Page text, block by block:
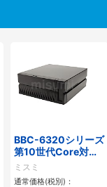
BBC-6320シリーズ
第10世代Core対応
小型フロアマウント
FAPC 2PCI・2PCIe
ミスミ
通常価格(税別)：